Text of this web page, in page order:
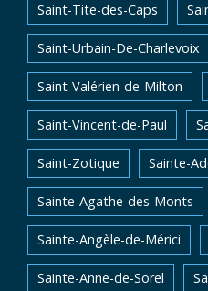
Saint-Tite-des-Caps
Saint-Urbain-De-Charlevoix
Saint-Valérien-de-Milton
Saint-Vincent-de-Paul
Saint-Zotique Sainte-
Sainte-Agathe-des-Monts
Sainte-Angèle-de-Mérici
Sainte-Anne-de-Sorel